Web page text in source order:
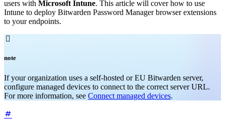
users with Microsoft Intune. This article will cover how to use
Intune to deploy Bitwarden Password Manager browser extensions
to your endpoints.

note
If your organization uses a self-hosted or EU Bitwarden server,
configure managed devices to connect to the correct server URL.
For more information, see Connect managed devices.